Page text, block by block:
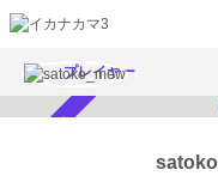
プレイヤー